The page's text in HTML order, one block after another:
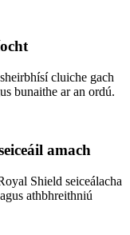
cluiche gach
bunaithe ar an ordú.
amach
Shield seiceálacha
athbhreithniú